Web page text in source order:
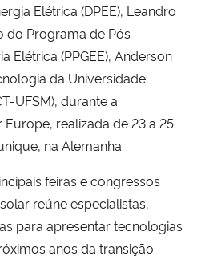
Elétrica (DPEE), Leandro
do Programa de Pós-
Elétrica (PPGEE), Anderson
da Universidade
UFSM), durante a
realizada de 23 a 25
na Alemanha.
feiras e congressos
reúne especialistas,
para apresentar tecnologias
anos da transição